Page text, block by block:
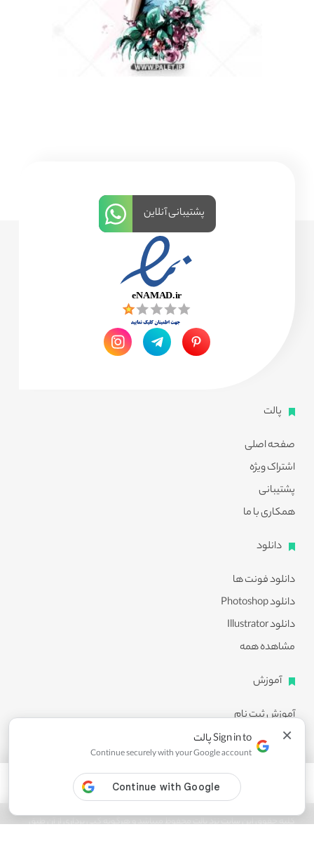
پالت
صفحه اصلی
اشتراک ویژه
پشتیبانی
همکاری با ما
دانلود
دانلود فونت ها
دانلود Photoshop
دانلود Illustrator
مشاهده همه
آموزش
آموزش ثبت نام
آموزش دانلود
آموزش ویرایش طرح ها
مشاهده همه
پشتیبانی آنلاین
کلیه حقوق این سایت نزد پالت محفوظ میباشد و هرگونه کپی برداری از آن طبق
× Sign in to پالت
Continue securely with your Google account